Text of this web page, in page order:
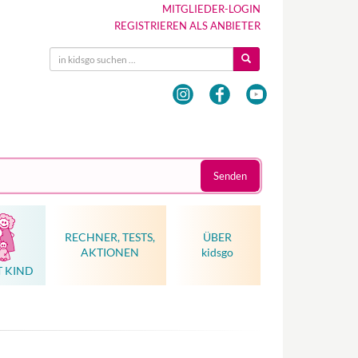
MITGLIEDER-LOGIN
REGISTRIEREN ALS ANBIETER
Senden
KIND
RECHNER, TESTS,
AKTIONEN
ÜBER
kidsgo